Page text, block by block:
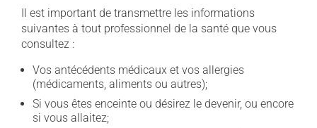
Il est important de transmettre les informations
suivantes à tout professionnel de la santé que vous
consultez :
Vos antécédents médicaux et vos allergies
(médicaments, aliments ou autres);
Si vous êtes enceinte ou désirez le devenir, ou encore
si vous allaitez;